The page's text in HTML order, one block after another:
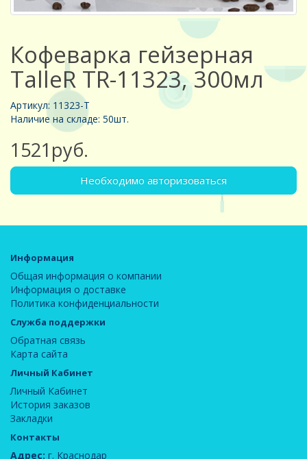
Кофеварка гейзерная
TalleR TR-11323, 300мл
Артикул: 11323-Т
Наличие на складе: 50шт.
1521руб.
Необходимо авторизоваться
Информация
Общая информация о компании
Информация о доставке
Политика конфиденциальности
Служба поддержки
Обратная связь
Карта сайта
Личный Кабинет
Личный Кабинет
История заказов
Закладки
Контакты
Адрес: г. Краснодар